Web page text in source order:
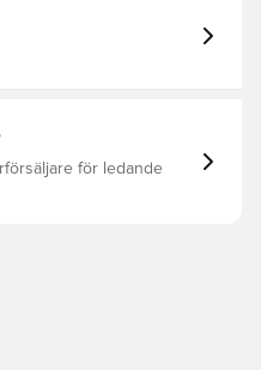
för ledande